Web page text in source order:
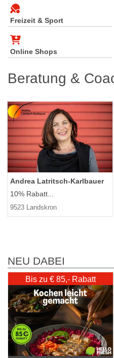
Freizeit & Sport
Online Shops
Beratung &
Andrea Latritsch-Karlbauer
10% Rabatt...
9523 Landskron
NEU DABEI
Bis zu € 85,- Rabatt